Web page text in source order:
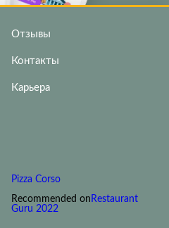
Отзывы
Контакты
Карьера
Pizza Corso
Recommended on Restaurant
Guru 2022